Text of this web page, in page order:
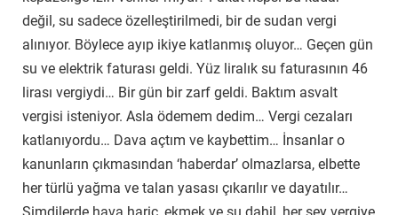
değil, su sadece özelleştirilmedi, bir de sudan vergi
alınıyor. Böylece ayıp ikiye katlanmış oluyor… Geçen gün
su ve elektrik faturası geldi. Yüz liralık su faturasının 46
lirası vergiydi… Bir gün bir zarf geldi. Baktım asvalt
vergisi isteniyor. Asla ödemem dedim… Vergi cezaları
katlanıyordu… Dava açtım ve kaybettim… İnsanlar o
kanunların çıkmasından ‘haberdar’ olmazlarsa, elbette
her türlü yağma ve talan yasası çıkarılır ve dayatılır…